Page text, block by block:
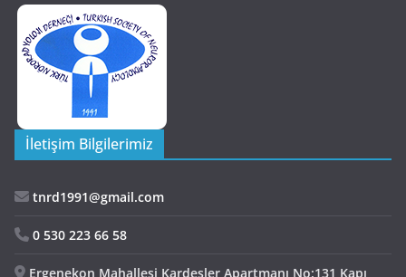
İletişim Bilgilerimiz
tnrd1991@gmail.com
0 530 223 66 58
Ergenekon Mahallesi Kardeşler Apartmanı No:131 Kapı